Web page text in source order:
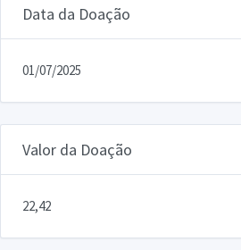
Data da Doação
01/07/2025
Valor da Doação
22,42